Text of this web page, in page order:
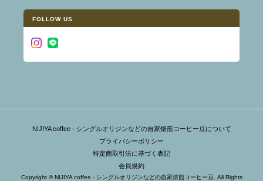
FOLLOW US
NIJIYA coffee - シングルオリジンなどの自家焙煎コーヒー豆について
プライバシーポリシー
特定商取引法に基づく表記
会員規約
Copyright © NIJIYA coffee - シングルオリジンなどの自家焙煎コーヒー豆. All Rights